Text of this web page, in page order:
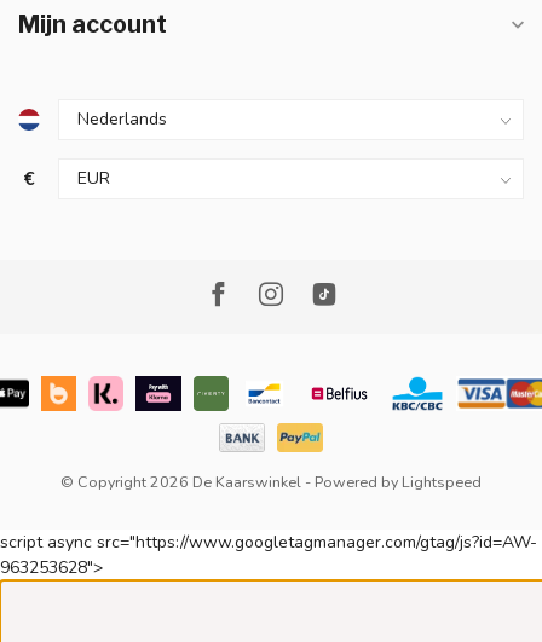
Mijn account
€
© Copyright 2026 De Kaarswinkel - Powered by Lightspeed
script async src="https://www.googletagmanager.com/gtag/js?id=AW-
963253628">